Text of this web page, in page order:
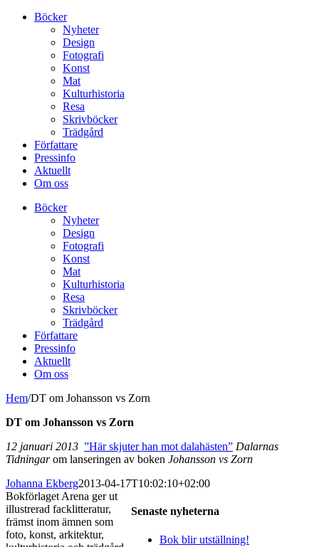
Böcker
Nyheter
Design
Fotografi
Konst
Mat
Kulturhistoria
Resa
Skrivböcker
Trädgård
Författare
Pressinfo
Aktuellt
Om oss
Böcker
Nyheter
Design
Fotografi
Konst
Mat
Kulturhistoria
Resa
Skrivböcker
Trädgård
Författare
Pressinfo
Aktuellt
Om oss
Hem/DT om Johansson vs Zorn
DT om Johansson vs Zorn
12 januari 2013 ”Här skjuter han mot dalahästen” Dalarnas
Tidningarom lanseringen av boken Johansson vs Zorn
Johanna Ekberg2013-04-17T10:02:10+02:00
Senaste nyheterna
Bok blir utställning!
Bokförlaget Arena ger ut
illustrerad facklitteratur,
främst inom ämnen som
foto, konst, arkitektur,